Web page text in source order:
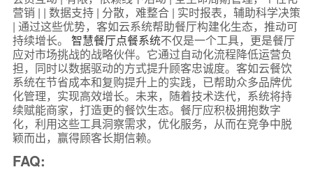
营销 | | 数据支持 | 分散，难整合 | 实时报表，辅助科学决策
| 通过这些优势，客如云系统帮助餐厅构建化生态，推动可
持续增长。 智慧餐厅点餐系统不仅是一个工具，更是餐厅
应对市场挑战的战略伙伴。它通过自动化流程降低运营负
担，同时以数据驱动的方式提升顾客忠诚度。客如云餐饮
系统在节省成本和复购提升上的实践，已帮助众多品牌优
化管理，实现高效增长。未来，随着技术迭代，系统将持
续赋能商家，打造更的餐饮生态。餐厅应积极拥抱数字
化，利用这些工具洞察需求，优化服务，从而在竞争中脱
颖而出，赢得顾客长期信赖。
FAQ: